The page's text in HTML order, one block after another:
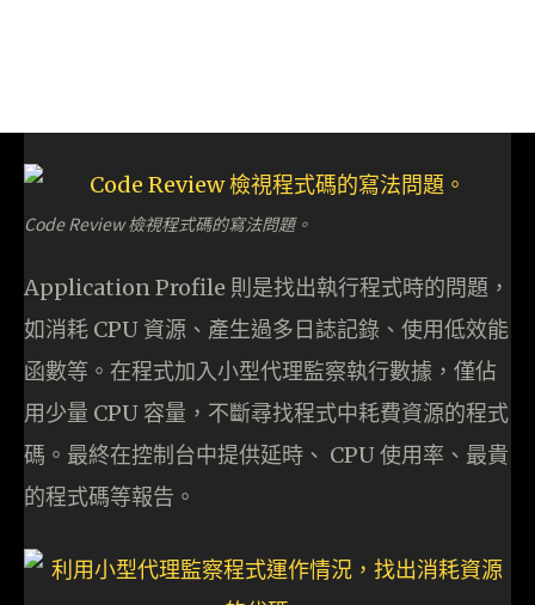
Code Review 檢視程式碼的寫法問題。
Application Profile 則是找出執行程式時的問題，
如消耗 CPU 資源、產生過多日誌記錄、使用低效能
函數等。在程式加入小型代理監察執行數據，僅佔
用少量 CPU 容量，不斷尋找程式中耗費資源的程式
碼。最終在控制台中提供延時、 CPU 使用率、最貴
的程式碼等報告。